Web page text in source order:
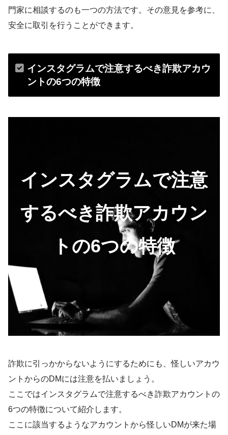
門家に相談するのも一つの方法です。その意見を参考に、
安全に取引を行うことができます。
インスタグラムで注意するべき詐欺アカウ
ントの6つの特徴
インスタグラムで注意
するべき詐欺アカウン
トの6つの特徴
詐欺に引っかからないようにするためにも、怪しいアカウ
ントからのDMには注意を払いましょう。
ここではインスタグラムで注意するべき詐欺アカウントの
6つの特徴について紹介します。
ここに該当するようなアカウントから怪しいDMが来た場